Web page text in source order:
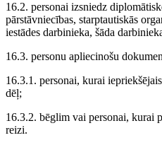
16.2. personai izsniedz
pārstāvniecības, starptautiskās
iestādes darbinieka, šāda
16.3. personu apliecinošu
16.3.1. personai, kurai
dēļ;
16.3.2. bēglim vai personai, kurai
reizi.